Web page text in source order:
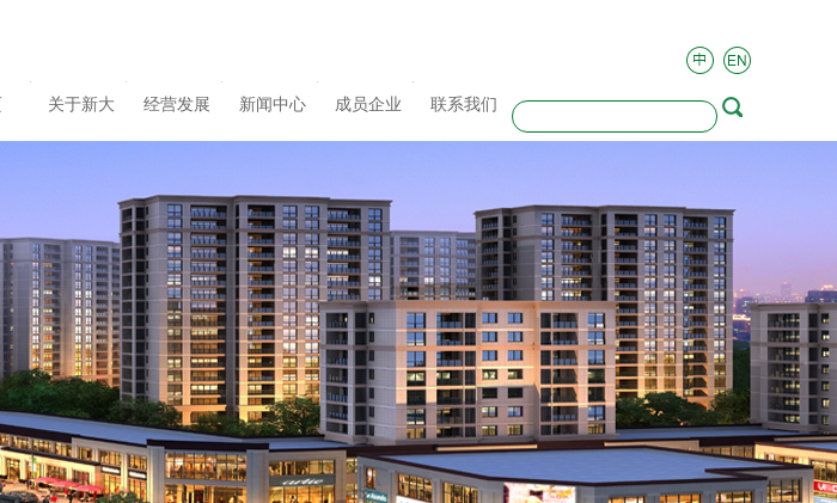
关于新大 经营发展 新闻中心 成员企业 联系我们